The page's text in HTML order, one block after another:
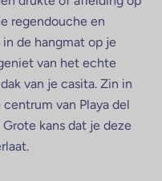
regendouche en
de hangmat op je
van het echte
van je casita. Zin in
van Playa del
kans dat je deze